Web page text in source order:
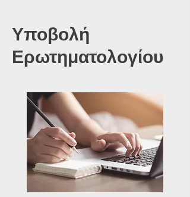
Υποβολή
Ερωτηματολογίου